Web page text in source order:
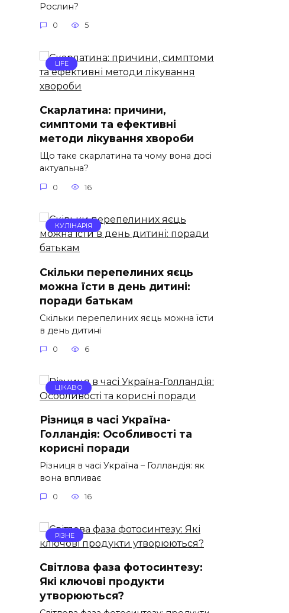
Рослин?
0 5
LIFE
Скарлатина: причини,
симптоми та ефективні
методи лікування хвороби
Що таке скарлатина та чому вона досі
актуальна?
0 16
КУЛІНАРІЯ
Скільки перепелиних яєць
можна їсти в день дитині:
поради батькам
Скільки перепелиних яєць можна їсти
в день дитині
0 6
ЦІКАВО
Різниця в часі Україна-
Голландія: Особливості та
корисні поради
Різниця в часі Україна – Голландія: як
вона впливає
0 16
РІЗНЕ
Світлова фаза фотосинтезу:
Які ключові продукти
утворюються?